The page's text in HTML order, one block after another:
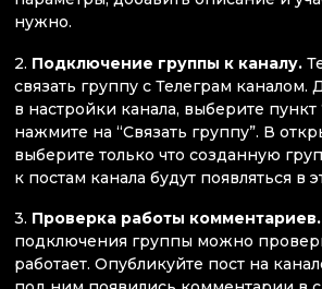
нужно.
2. Подключение группы к каналу.
связать группу с Телеграм каналом.
в настройки канала, выберите
нажмите на “Связать группу”. В
выберите только что созданную
к постам канала будут появляться в
3. Проверка работы комментариев.
подключения группы можно
работает. Опубликуйте пост на